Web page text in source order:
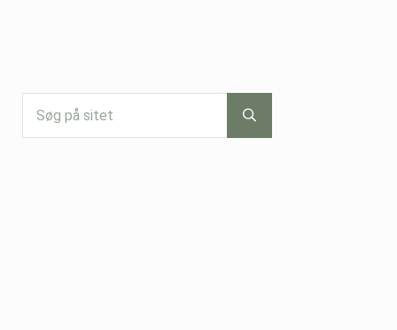
Submit search